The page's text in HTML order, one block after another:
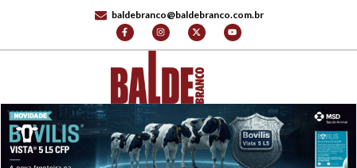
baldebranco@baldebranco.com.br